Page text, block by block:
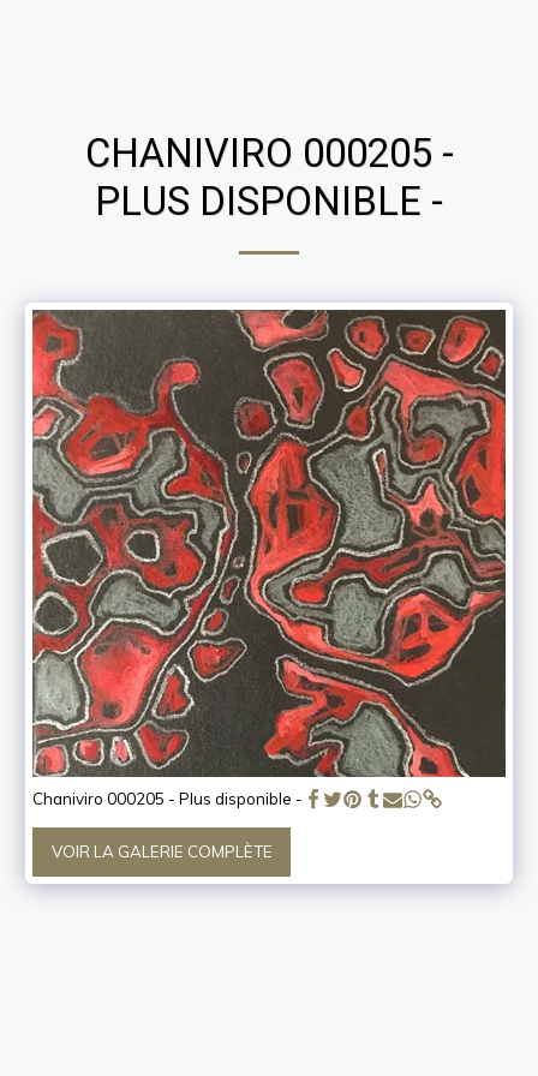
CHANIVIRO 000205 -
PLUS DISPONIBLE -
Chaniviro 000205 - Plus disponible -
VOIR LA GALERIE COMPLÈTE